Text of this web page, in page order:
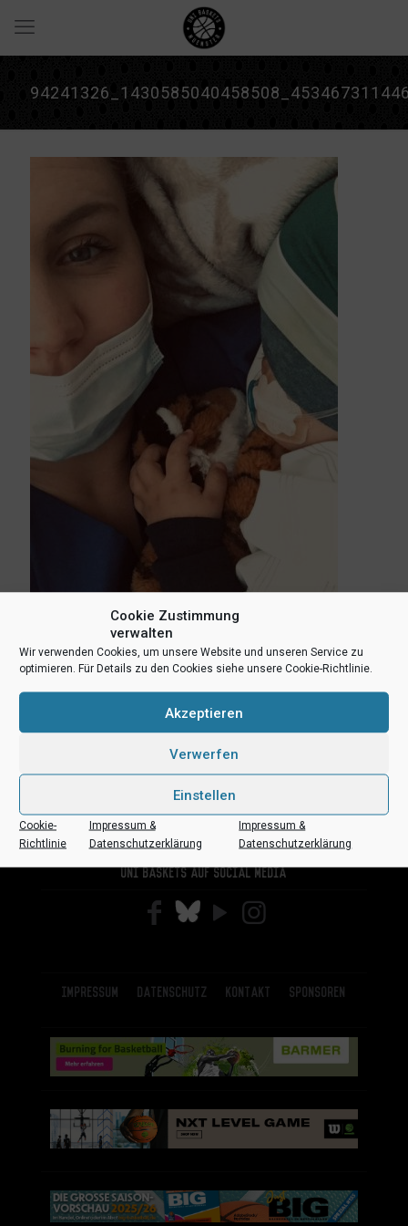
Cookie Zustimmung
verwalten
Wir verwenden Cookies, um unsere Website und unseren Service zu
optimieren. Für Details zu den Cookies siehe unsere Cookie-Richtlinie.
Akzeptieren
Verwerfen
Einstellen
Cookie-
Richtlinie
Impressum &
Datenschutzerklärung
Impressum &
Datenschutzerklärung
Uni Baskets auf Social Media
Impressum Datenschutz Kontakt Sponsoren